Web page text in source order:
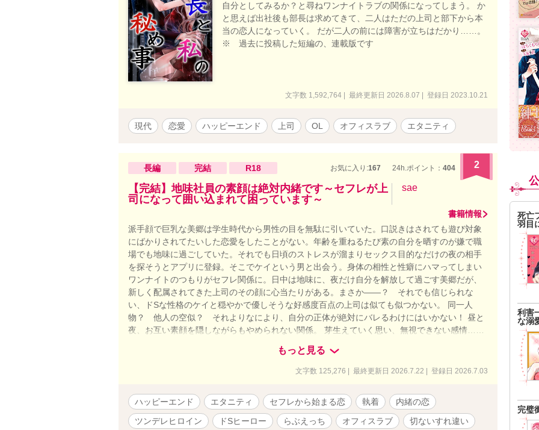
自分としてみるか？と尋ねワンナイトラブの関係になってしまう。 か
と思えば出社後も部長は求めてきて、二人はただの上司と部下から本
当の恋人になっていく。 だが二人の前には障害が立ちはだかり……。
※ 過去に投稿した短編の、連載版です
文字数 1,592,764 | 最終更新日 2026.8.07 | 登録日 2023.10.21
現代 恋愛 ハッピーエンド 上司 OL オフィスラブ エタニティ
長編 完結 R18 お気に入り:167 24h.ポイント： 404 2
【完結】地味社員の素顔は絶対内緒です～セフレが上
司になって囲い込まれて困っています～
sae
書籍情報
派手顔で巨乳な美郷は学生時代から男性の目を無駄に引いていた。口説きはされても遊び対象
にばかりされてたいした恋愛をしたことがない。年齢を重ねるたび素の自分を晒すのが嫌で職
場でも地味に過ごしていた。それでも日頃のストレスが溜まりセックス目的なだけの夜の相手
を探そうとアプリに登録。そこでケイという男と出会う。身体の相性と性癖にハマってしまい
ワンナイトのつもりがセフレ関係に。日中は地味に、夜だけ自分を解放して過ごす美郷だが、
新しく配属されてきた上司のその顔に心当たりがある。まさか――？ それでも信じられな
い、ドSな性格のケイと穏やかで優しそうな好感度百点の上司は似ても似つかない。 同一人
物？ 他人の空似？ それよりなにより、自分の正体が絶対にバレるわけにはいかない！ 昼と
夜、お互い素顔を隠しながらもやめられない関係。 芽生えていく思い、無視できない感情……
もっと見る
文字数 125,276 | 最終更新日 2026.7.22 | 登録日 2026.7.03
ハッピーエンド エタニティ セフレから始まる恋 執着
内緒の恋
ツンデレヒロイン
ドSヒーロー らぶえっち オフィスラブ 切ないすれ違い
死亡
羽目
利害
な溺
完璧